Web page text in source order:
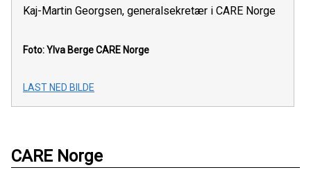
Kaj-Martin Georgsen, generalsekretær i CARE Norge
Foto: Ylva BergeCARE Norge
LAST NED BILDE
CARE Norge